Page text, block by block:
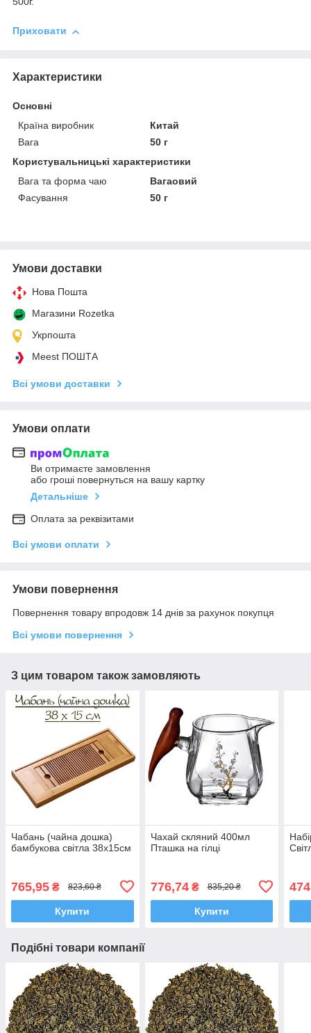
Приховати
Характеристики
Основні
Країна виробник
Китай
Вага
50 г
Користувальницькі характеристики
Вага та форма чаю
Вагаовий
Фасування
50 г
Умови доставки
Нова Пошта
Магазини Rozetka
Укрпошта
Meest ПОШТА
Всі умови доставки
Умови оплати
Ви отримаєте замовлення
або гроші повернуться на вашу картку
Детальніше
Оплата за реквізитами
Всі умови оплати
Умови повернення
Повернення товару впродовж 14 днів за рахунок покупця
Всі умови повернення
З цим товаром також замовляють
Чабань (чайна дошка)
бамбукова світла 38х15см
765,95 ₴ 823,60 ₴
Купити
Чахай скляний 400мл
Пташка на гілці
776,74₴ 835,20 ₴
Купити
Подібні товари компанії